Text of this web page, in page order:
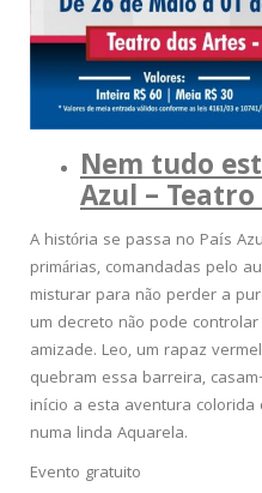
Nem tudo
Azul –
A história se passa no País
primárias, comandadas pelo
misturar para não perder a
um decreto não pode
amizade. Leo, um rapaz
quebram essa barreira,
início a esta aventura
numa linda Aquarela.
Evento gratuito